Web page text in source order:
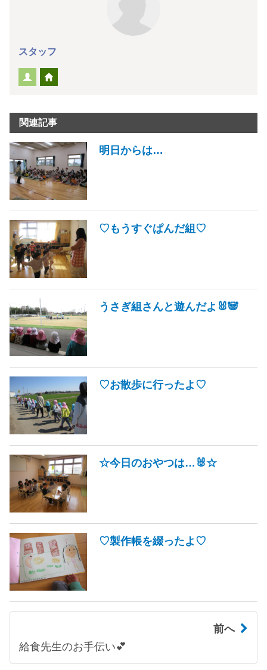
スタッフ
関連記事
明日からは…
♡もうすぐぱんだ組♡
うさぎ組さんと遊んだよ🐰🐼
♡お散歩に行ったよ♡
☆今日のおやつは…🐰☆
♡製作帳を綴ったよ♡
前へ
給食先生のお手伝い💕